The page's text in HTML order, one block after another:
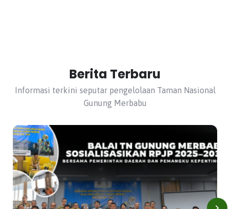
Berita Terbaru
Informasi terkini seputar pengelolaan Taman Nasional
Gunung Merbabu